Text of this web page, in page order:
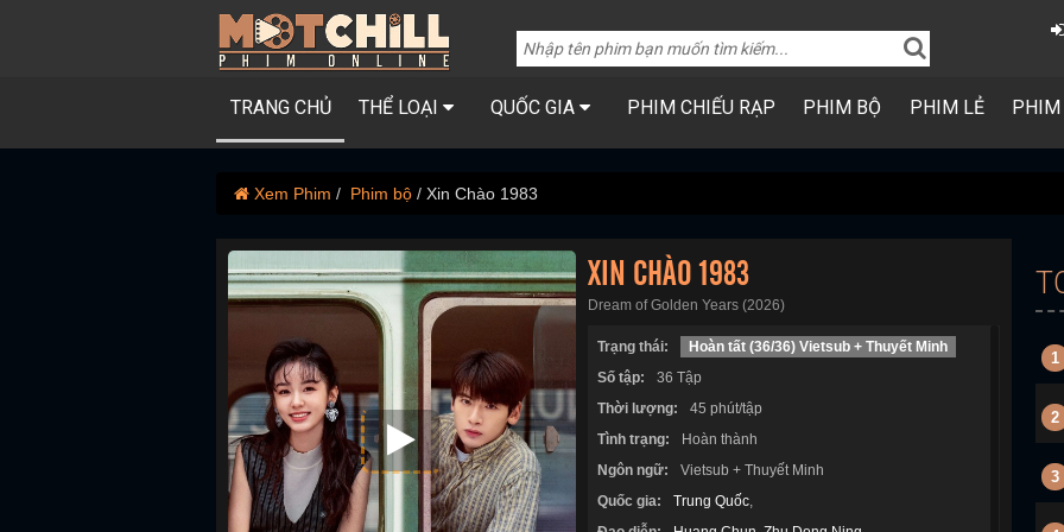
TRANG CHỦ THỂ LOẠI QUỐC GIA PHIM CHIẾU RẠP PHIM BỘ PHIM LẺ PHIM
Xem Phim Phim bộ Xin Chào 1983
XIN CHÀO 1983
Dream of Golden Years (2026)
Trạng thái:
Hoàn tất (36/36) Vietsub + Thuyết Minh
Số tập:
36 Tập
Thời lượng:
45 phút/tập
Tình trạng:
Hoàn thành
Ngôn ngữ:
Vietsub + Thuyết Minh
Quốc gia:
Trung Quốc,
1
2
3